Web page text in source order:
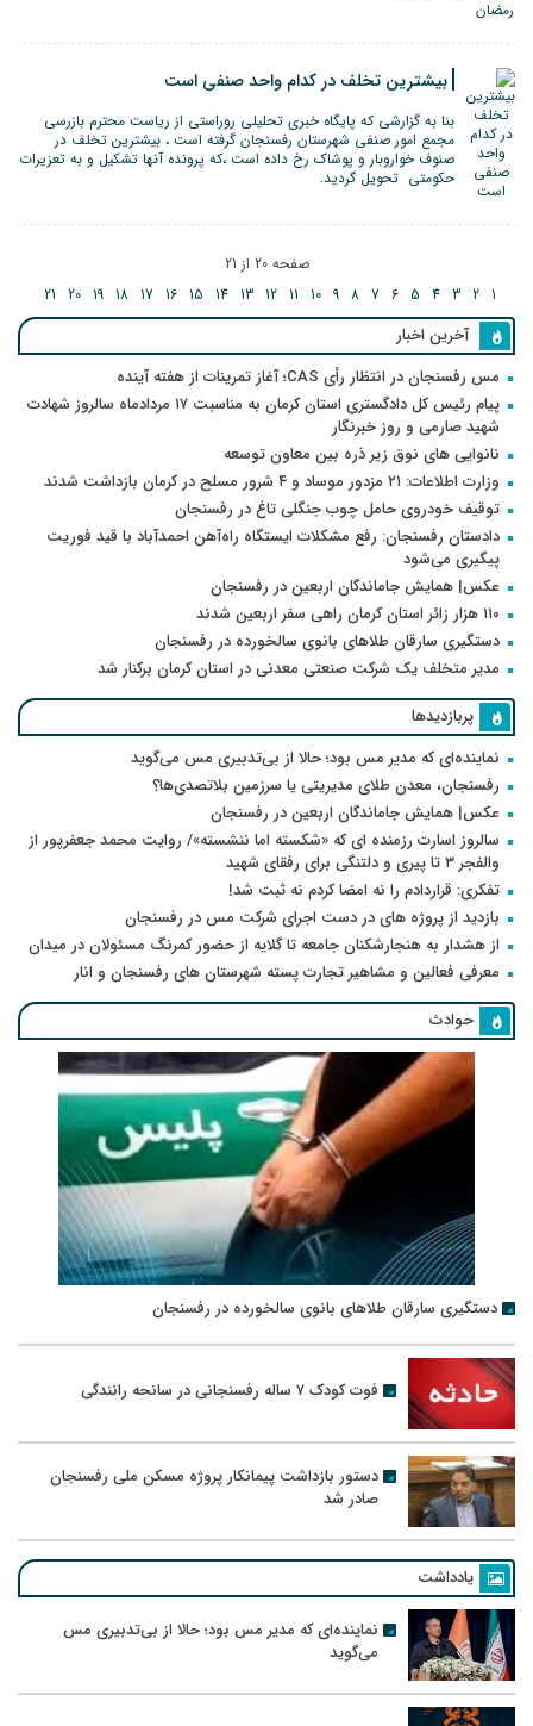
بیشترین تخلف در کدام واحد صنفی است
بنا به گزارشی که پایگاه خبری تحلیلی روراستی از ریاست محترم بازرسی
مجمع امور صنفی شهرستان رفسنجان گرفته است ، بیشترین تخلف در
صنوف خواروبار و پوشاک رخ داده است ،که پرونده آنها تشکیل و به تعزیرات
حکومتی تحویل گردید.
صفحه 20 از 21
1
2
3
4
5
6
7
8
9
10
11
12
13
14
15
16
17
18
19
20
21
آخرین اخبار
مس رفسنجان در انتظار رأی CAS؛ آغاز تمرینات از هفته آینده
پیام رئیس کل دادگستری استان کرمان به مناسبت ۱۷ مردادماه سالروز شهادت
شهید صارمی و روز خبرنگار
نانوایی های نوق زیر ذره بین معاون توسعه
وزارت اطلاعات: ۲۱ مزدور موساد و ۴ شرور مسلح در کرمان بازداشت شدند
توقیف خودروی حامل چوب جنگلی تاغ در رفسنجان
دادستان رفسنجان: رفع مشکلات ایستگاه راه‌آهن احمدآباد با قید فوریت
پیگیری می‌شود
عکس| همایش جاماندگان اربعین در رفسنجان
۱۱۰ هزار زائر استان کرمان راهی سفر اربعین شدند
دستگیری سارقان طلاهای بانوی سالخورده در رفسنجان
مدیر متخلف یک شرکت صنعتی معدنی در استان کرمان برکنار شد
پربازدیدها
نماینده‌ای که مدیر مس بود؛ حالا از بی‌تدبیری مس می‌گوید
رفسنجان، معدن طلای مدیریتی یا سرزمین بلاتصدی‌ها؟
عکس| همایش جاماندگان اربعین در رفسنجان
سالروز اسارت رزمنده ای که «شکسته اما ننشسته»/ روایت محمد جعفرپور از
والفجر ۳ تا پیری و دلتنگی برای رفقای شهید
تفکری: قراردادم را نه امضا کردم نه ثبت شد!
بازدید از پروژه های در دست اجرای شرکت مس در رفسنجان
از هشدار به هنجارشکنان جامعه تا گلایه از حضور کمرنگ مسئولان در میدان
معرفی فعالین و مشاهیر تجارت پسته شهرستان های رفسنجان و انار
حوادث
دستگیری سارقان طلاهای بانوی سالخورده در رفسنجان
فوت کودک ۷ ساله رفسنجانی در سانحه رانندگی
دستور بازداشت پیمانکار پروژه مسکن ملی رفسنجان
صادر شد
یادداشت
نماینده‌ای که مدیر مس بود؛ حالا از بی‌تدبیری مس
می‌گوید